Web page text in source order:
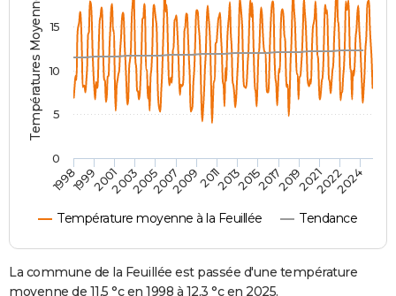
Destinations
City break
Voyage nature
Voyage de noces
Forum
Climat
PHOTO
GUIDES D'ACHAT
BONS PLANS
CARTE DE VOEUX
Carte de Noël
Carte Bonne année
Carte Saint-Valentin
Carte Pâques
Carte d'anniversaire
DICTIONNAIRE
S'inscrire
Se connecter
Lycées
Collèges
Primaires
Universités
Entreprises
Service militaire
Avis de recherche
AVIS DE DÉCÈS
Températures Moyennes ( °C )
Température moyenne à la Feuillée Tendance
199819992001200320052007200920112013201520172019202120222024
0
5
10
15
La commune de la Feuillée est passée d'une température
moyenne de 11,5 °c en 1998 à 12,3 °c en 2025.